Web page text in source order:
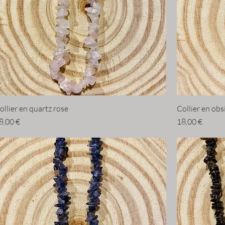
en quartz rose
€
Collier en
Prix
18,00 €